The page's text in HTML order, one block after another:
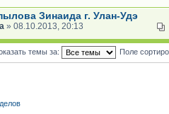
Зинаида г. Улан-Удэ
» 08.10.2013, 20:13
темы за: Поле